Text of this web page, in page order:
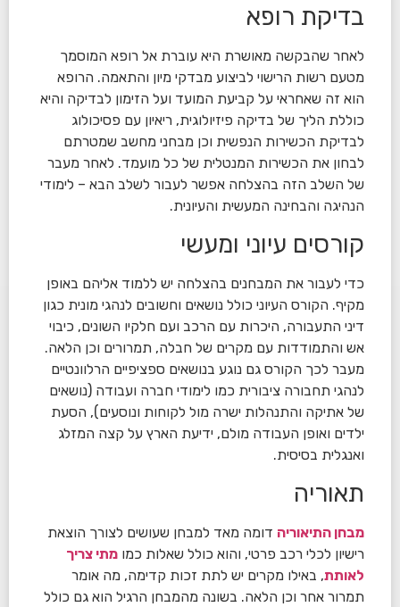
בדיקת רופא
לאחר שהבקשה מאושרת היא עוברת אל רופא המוסמך
מטעם רשות הרישוי לביצוע מבדקי מיון והתאמה. הרופא
הוא זה שאחראי על קביעת המועד ועל הזימון לבדיקה והיא
כוללת הליך של בדיקה פיזיולוגית, ריאיון עם פסיכולוג
לבדיקת הכשירות הנפשית וכן מבחני מחשב שמטרתם
לבחון את הכשירות המנטלית של כל מועמד. לאחר מעבר
של השלב הזה בהצלחה אפשר לעבור לשלב הבא – לימודי
הנהיגה והבחינה המעשית והעיונית.
קורסים עיוני ומעשי
כדי לעבור את המבחנים בהצלחה יש ללמוד אליהם באופן
מקיף. הקורס העיוני כולל נושאים וחשובים לנהגי מונית כגון
דיני התעבורה, היכרות עם הרכב ועם חלקיו השונים, כיבוי
אש והתמודדות עם מקרים של חבלה, תמרורים וכן הלאה.
מעבר לכך הקורס גם נוגע בנושאים ספציפיים הרלוונטיים
לנהגי תחבורה ציבורית כמו לימודי חברה ועבודה (נושאים
של אתיקה והתנהלות ישרה מול לקוחות ונוסעים), הסעת
ילדים ואופן העבודה מולם, ידיעת הארץ על קצה המזלג
ואנגלית בסיסית.
תאוריה
מבחן התיאוריה דומה מאד למבחן שעושים לצורך הוצאת
רישיון לכלי רכב פרטי, והוא כולל שאלות כמו מתי צריך
לאותת, באילו מקרים יש לתת זכות קדימה, מה אומר
תמרור אחר וכן הלאה. בשונה מהמבחן הרגיל הוא גם כולל